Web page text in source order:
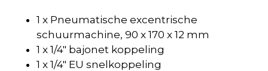
1 x Pneumatische excentrische
schuurmachine, 90 x 170 x 12 mm
1 x 1/4″ bajonet koppeling
1 x 1/4″ EU snelkoppeling